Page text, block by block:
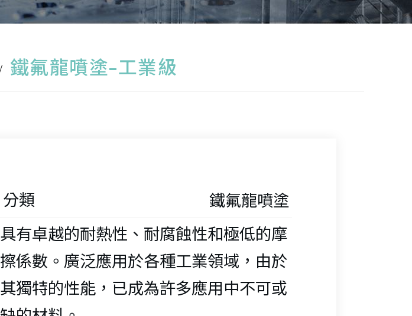
PFA鐵氟龍管
鐵氟龍熱縮管
鐵氟龍彈簧管
鐵氟龍不鏽鋼編
織管
鐵氟龍預成型波
鐵氟龍焊接
鐵氟龍玻纖布鐵氟龍玻纖布
布
品專用
矽膠玻纖布
鐵氟龍束線帶
鐵氟龍墊片/墊圈
鐵氟龍BELLOW/
伸縮管
鐵氟龍實驗室器鐵氟龍清洗架/花
鐵氟龍攪拌子
螺紋變徑直通接
頭
PFA擴口直接變
EPDM布紋面夾紗
EPDM隔膜墊片
LT-423-C 耐高溫
℃，短時間可達
+150 ℃)
+150 ℃)
LT-428 耐高溫保
溫風管
(-70°C/+300°C)
短時間可達+350
(-30℃/+250℃)
(-150°C/+270°C)
LT-408 尼龍布耐
(-30°C/+80°C)
LT-409 尼龍布耐
溫風管
鐵氟龍噴塗-工業級
分類
鐵氟龍噴塗
具有卓越的耐熱性、耐腐蝕性和極低的摩
擦係數。廣泛應用於各種工業領域，由於
其獨特的性能，已成為許多應用中不可或